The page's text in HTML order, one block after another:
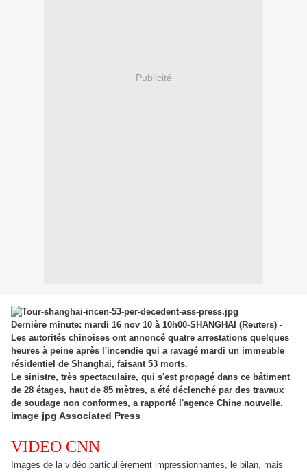
Publicité
Dernière minute: mardi 16 nov 10 à 10h00-SHANGHAI (Reuters) -
Les autorités chinoises ont annoncé quatre arrestations quelques
heures à peine après l'incendie qui a ravagé mardi un immeuble
résidentiel de Shanghai, faisant 53 morts.
Le sinistre, très spectaculaire, qui s'est propagé dans ce bâtiment
de 28 étages, haut de 85 mètres, a été déclenché par des travaux
de soudage non conformes, a rapporté l'agence Chine nouvelle.
image jpg Associated Press
VIDEO CNN
Images de la vidéo particulièrement impressionnantes, le bilan, mais